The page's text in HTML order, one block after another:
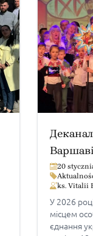
Варшаві
20
ks. Vitalii
У 2026
місцем
єднання